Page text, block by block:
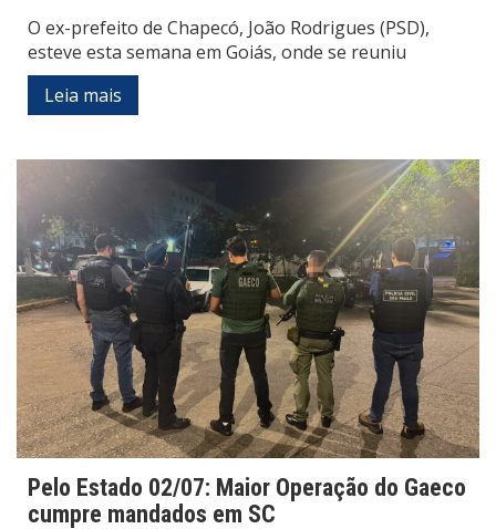
O ex-prefeito de Chapecó, João Rodrigues (PSD),
esteve esta semana em Goiás, onde se reuniu
Leia mais
Pelo Estado 02/07: Maior Operação do Gaeco
cumpre mandados em SC